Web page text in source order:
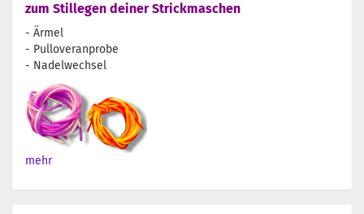
zum Stillegen deiner Strickmaschen
- Ärmel
- Pulloveranprobe
- Nadelwechsel
mehr